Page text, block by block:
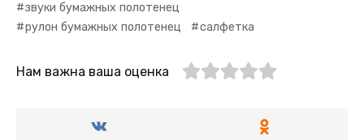
звуки бумажных полотенец
рулон бумажных полотенец
салфетка
Нам важна ваша оценка